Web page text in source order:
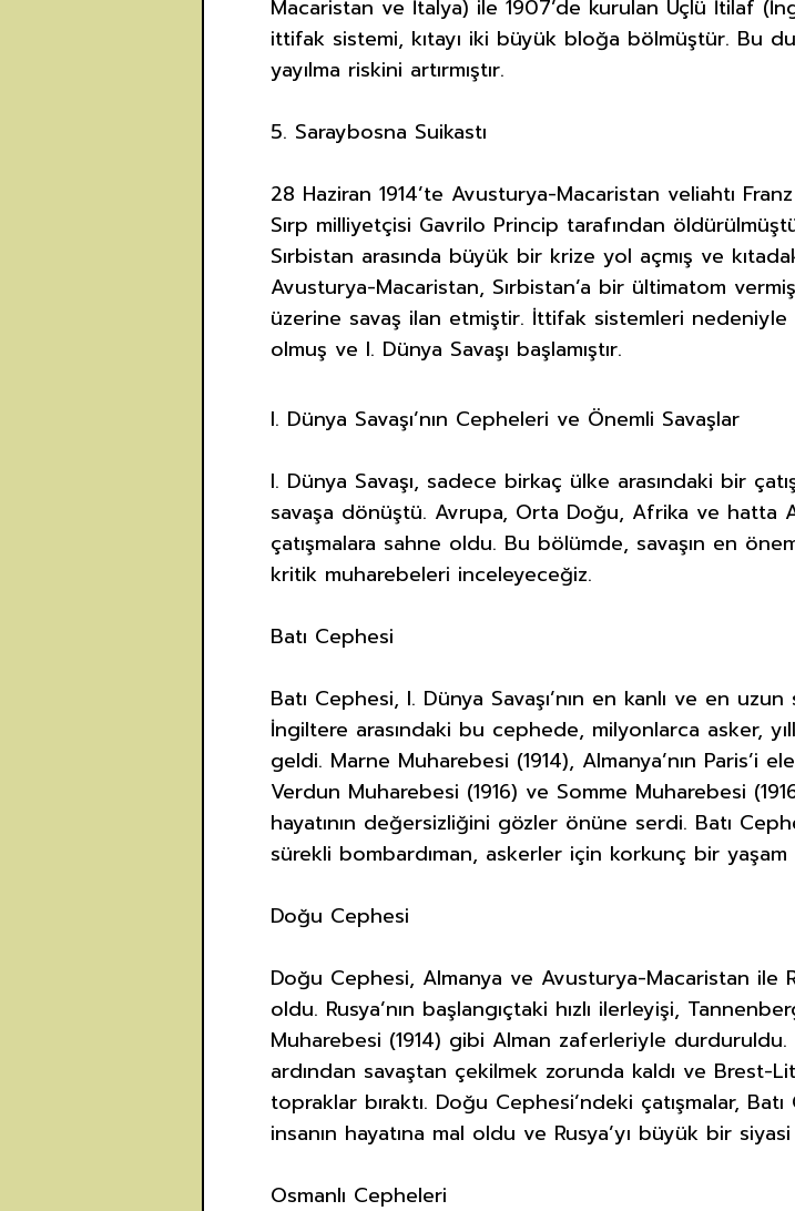
Macaristan ve İtalya) ile 1907’de kurulan Üçlü İtilaf
ittifak sistemi, kıtayı iki büyük bloğa bölmüştür. Bu
yayılma riskini artırmıştır.
5. Saraybosna Suikastı
28 Haziran 1914’te Avusturya-Macaristan veliahtı
Sırp milliyetçisi Gavrilo Princip tarafından
Sırbistan arasında büyük bir krize yol açmış ve
Avusturya-Macaristan, Sırbistan’a bir ültimatom
üzerine savaş ilan etmiştir. İttifak sistemleri
olmuş ve I. Dünya Savaşı başlamıştır.
I. Dünya Savaşı’nın Cepheleri ve Önemli Savaşlar
I. Dünya Savaşı, sadece birkaç ülke arasındaki bir
savaşa dönüştü. Avrupa, Orta Doğu, Afrika ve hatta
çatışmalara sahne oldu. Bu bölümde, savaşın en
kritik muharebeleri inceleyeceğiz.
Batı Cephesi
Batı Cephesi, I. Dünya Savaşı’nın en kanlı ve en
İngiltere arasındaki bu cephede, milyonlarca asker,
geldi. Marne Muharebesi (1914), Almanya’nın Paris’i
Verdun Muharebesi (1916) ve Somme Muharebesi
hayatının değersizliğini gözler önüne serdi. Batı
sürekli bombardıman, askerler için korkunç bir yaşam
Doğu Cephesi
Doğu Cephesi, Almanya ve Avusturya-Macaristan ile
oldu. Rusya’nın başlangıçtaki hızlı ilerleyişi,
Muharebesi (1914) gibi Alman zaferleriyle durduruldu.
ardından savaştan çekilmek zorunda kaldı ve Brest-
topraklar bıraktı. Doğu Cephesi’ndeki çatışmalar,
insanın hayatına mal oldu ve Rusya’yı büyük bir
Osmanlı Cepheleri